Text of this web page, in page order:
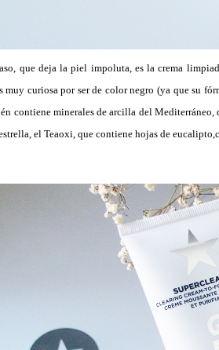
que deja la piel impoluta, es la crema
muy curiosa por ser de color negro (ya que su
contiene minerales de arcilla del
el Teaoxi, que contiene hojas de